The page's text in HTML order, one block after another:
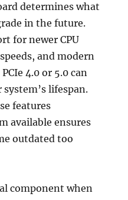
determines what
in the future.
for newer CPU
and modern
4.0 or 5.0 can
lifespan.
features
available ensures
outdated too
component when